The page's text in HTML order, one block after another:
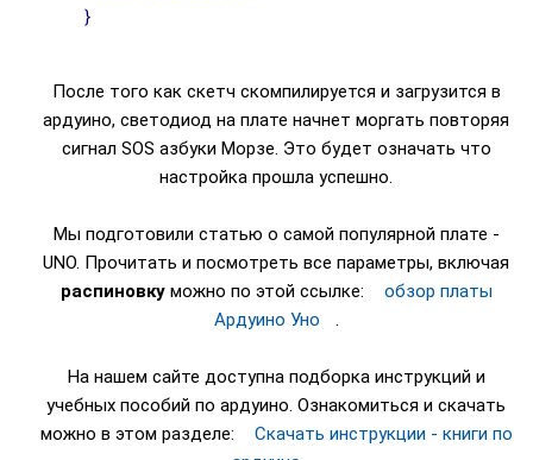
}
После того как скетч скомпилируется и загрузится в
ардуино, светодиод на плате начнет моргать повторяя
сигнал SOS азбуки Морзе. Это будет означать что
настройка прошла успешно.
Мы подготовили статью о самой популярной плате -
UNO. Прочитать и посмотреть все параметры, включая
распиновкуможно по этой ссылке:
обзор платы
Ардуино Уно
На нашем сайте доступна подборка инструкций и
учебных пособий по ардуино. Ознакомиться и скачать
можно в этом разделе:
Скачать инструкции - книги по